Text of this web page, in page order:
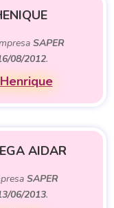
SAPER
08/2012.
AIDAR
SAPER
06/2013.